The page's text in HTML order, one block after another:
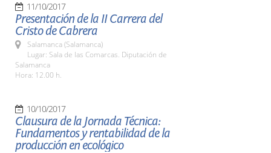
11/10/2017
Presentación de la II Carrera del
Cristo de Cabrera
Salamanca (Salamanca)
Lugar: Sala de las Comarcas. Diputación de
Salamanca
Hora: 12.00 h.
10/10/2017
Clausura de la Jornada Técnica:
Fundamentos y rentabilidad de la
producción en ecológico